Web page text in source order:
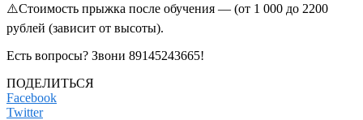
⚠️Стоимость прыжка после обучения — (от 1 000 до 2200
рублей (зависит от высоты).
Есть вопросы? Звони 89145243665!
ПОДЕЛИТЬСЯ
Facebook
Twitter